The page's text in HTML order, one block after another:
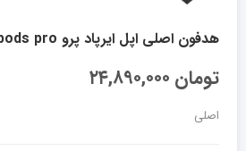
هدفون اصلی اپل ایرپاد پرو air pods pro
۲۴,۸۹۰,۰۰۰ تومان
اصلی